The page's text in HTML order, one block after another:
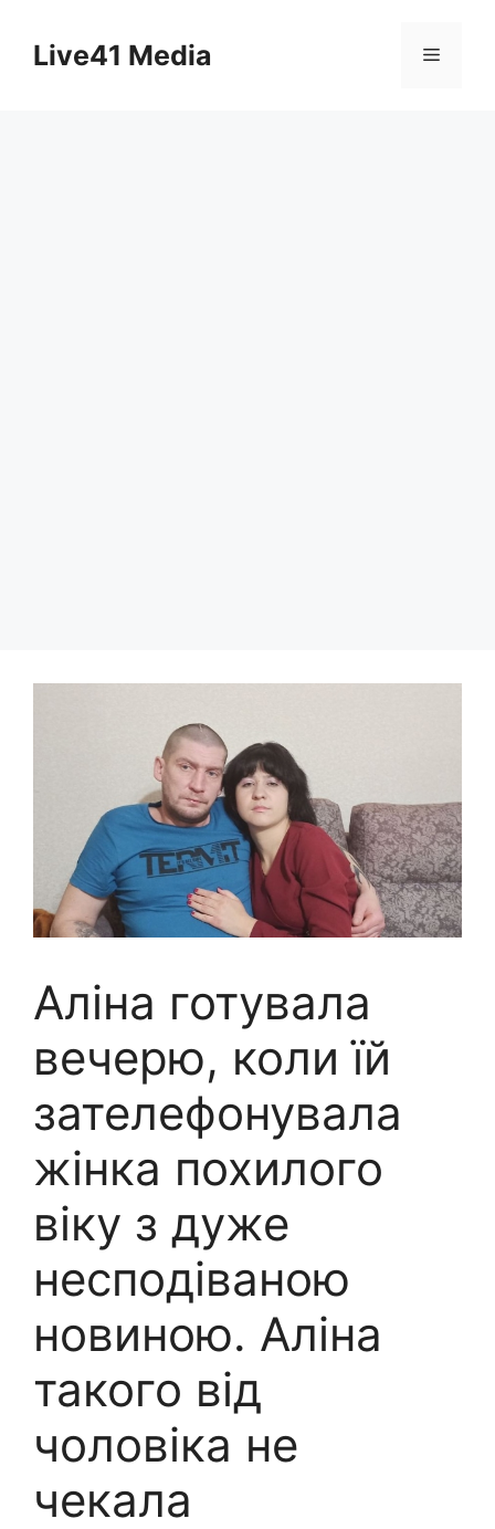
contentLive41 Media Menu
Аліна готувала
вечерю, коли їй
зателефонувала
жінка похилого
віку з дуже
несподіваною
новиною. Аліна
такого від
чоловіка не
чекала